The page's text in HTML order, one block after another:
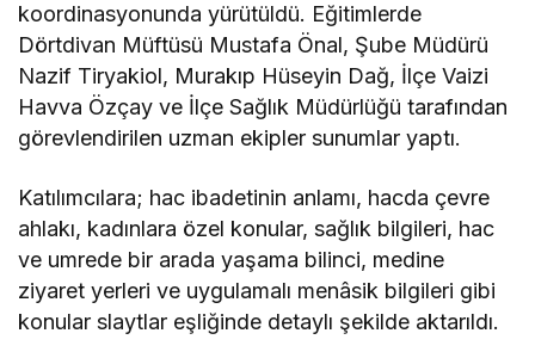
koordinasyonunda yürütüldü. Eğitimlerde
Dörtdivan Müftüsü Mustafa Önal, Şube Müdürü
Nazif Tiryakiol, Murakıp Hüseyin Dağ, İlçe Vaizi
Havva Özçay ve İlçe Sağlık Müdürlüğü tarafından
görevlendirilen uzman ekipler sunumlar yaptı.
Katılımcılara; hac ibadetinin anlamı, hacda çevre
ahlakı, kadınlara özel konular, sağlık bilgileri, hac
ve umrede bir arada yaşama bilinci, medine
ziyaret yerleri ve uygulamalı menâsik bilgileri gibi
konular slaytlar eşliğinde detaylı şekilde aktarıldı.